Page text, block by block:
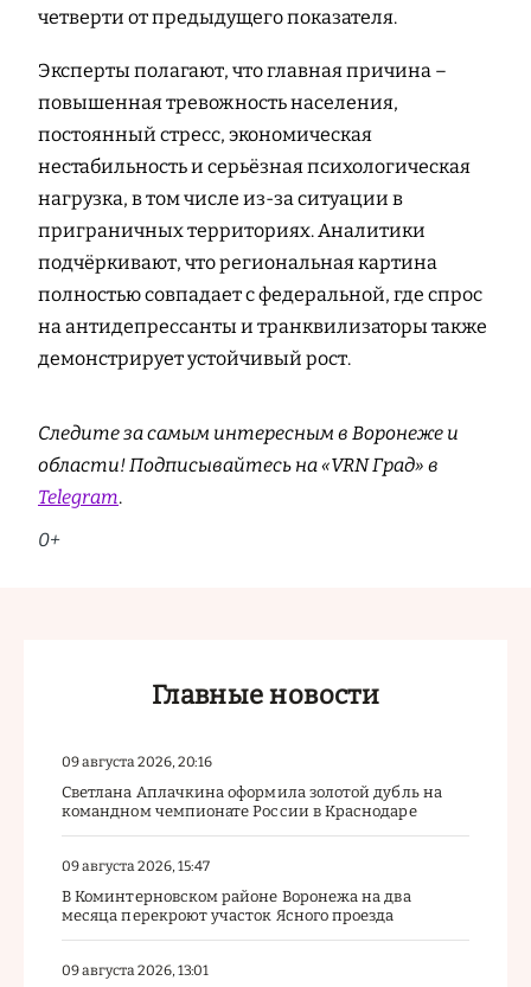
четверти от предыдущего показателя.
Эксперты полагают, что главная причина –
повышенная тревожность населения,
постоянный стресс, экономическая
нестабильность и серьёзная психологическая
нагрузка, в том числе из-за ситуации в
приграничных территориях. Аналитики
подчёркивают, что региональная картина
полностью совпадает с федеральной, где спрос
на антидепрессанты и транквилизаторы также
демонстрирует устойчивый рост.
Следите за самым интересным в Воронеже и
области! Подписывайтесь на «VRN Град» в
Telegram.
0+
Главные новости
09 августа 2026, 20:16
Светлана Аплачкина оформила золотой дубль на
командном чемпионате России в Краснодаре
09 августа 2026, 15:47
В Коминтерновском районе Воронежа на два
месяца перекроют участок Ясного проезда
09 августа 2026, 13:01